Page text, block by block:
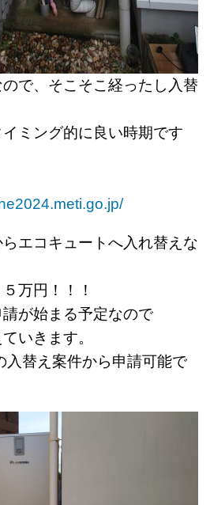
で、そこそこ経ったし入替
ミング的に良い時期です
エコキュートへ入れ替えな
万円！！！
が始まる予定なので
いきます。
入替え案件から申請可能で